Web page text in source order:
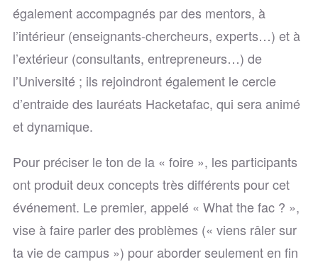
également accompagnés par des mentors, à
l’intérieur (enseignants-chercheurs, experts…) et à
l’extérieur (consultants, entrepreneurs…) de
l’Université ; ils rejoindront également le cercle
d’entraide des lauréats Hacketafac, qui sera animé
et dynamique.
Pour préciser le ton de la « foire », les participants
ont produit deux concepts très différents pour cet
événement. Le premier, appelé « What the fac ? »,
vise à faire parler des problèmes (« viens râler sur
ta vie de campus ») pour aborder seulement en fin